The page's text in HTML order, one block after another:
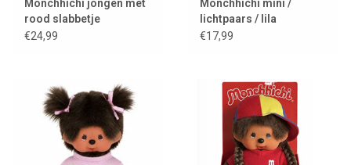
Monchhichi jongen met
rood slabbetje
€24,99
Monchhichi mini /
lichtpaars / lila
€17,99